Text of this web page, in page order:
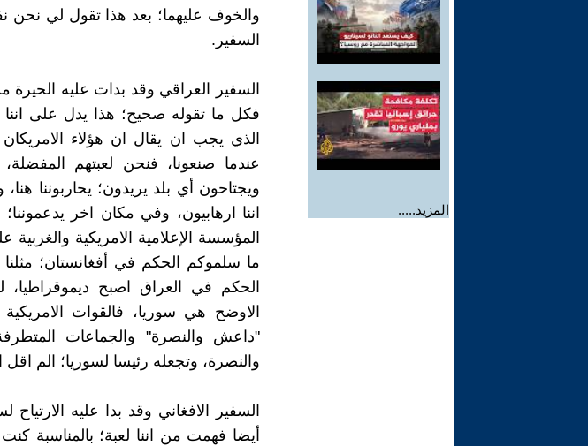
المزيد.....
والخوف عليهما؛ بعد هذا تقول لي نحن
السفير.
السفير العراقي وقد بدات عليه الحيرة
فكل ما تقوله صحيح؛ هذا يدل على
الذي يجب ان يقال ان هؤلاء
عندما صنعونا، فنحن لعبتهم
ويجتاحون أي بلد يريدون؛ يحاربوننا
اننا ارهابيون، وفي مكان اخر
المؤسسة الإعلامية الامريكية
ما سلموكم الحكم في أفغانستان؛
الحكم في العراق اصبح ديموقراطيا،
الاوضح هي سوريا، فالقوات
"داعش والنصرة" والجماعات
والنصرة، وتجعله رئيسا لسوريا؛ الم اقل
السفير الافغاني وقد بدا عليه
أيضا فهمت من اننا لعبة؛ بالمناسبة